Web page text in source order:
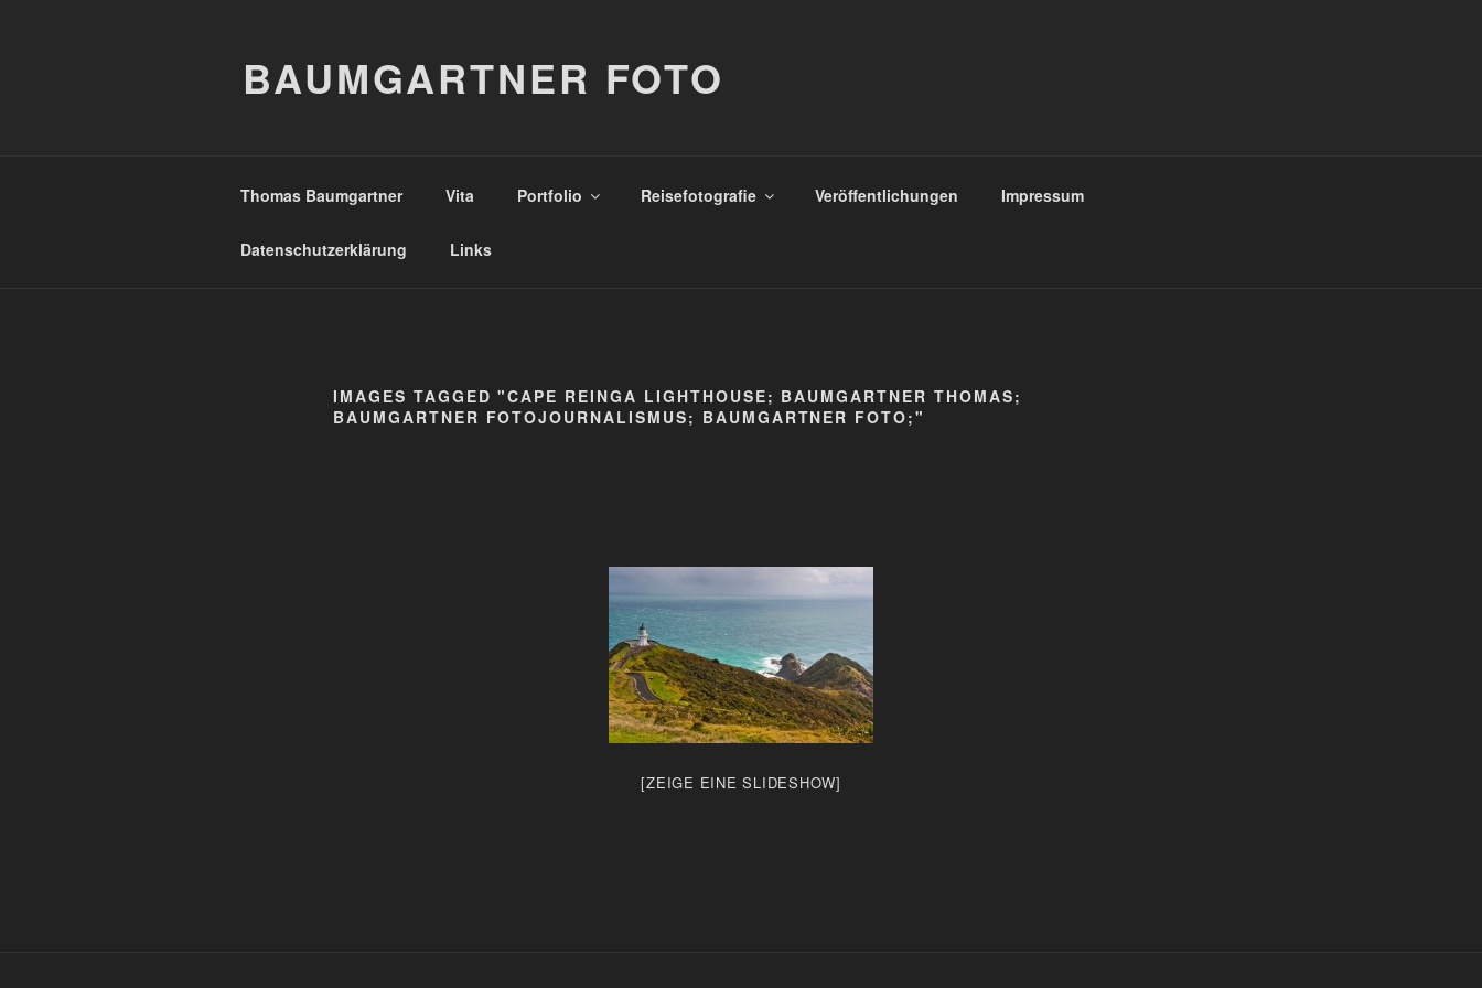
BAUMGARTNER FOTO
Thomas Baumgartner Vita Portfolio Reisefotografie Veröffentlichungen Impressum
Datenschutzerklärung Links
IMAGES TAGGED "CAPE REINGA LIGHTHOUSE; BAUMGARTNER THOMAS;
BAUMGARTNER FOTOJOURNALISMUS; BAUMGARTNER FOTO;"
[ZEIGE EINE SLIDESHOW]